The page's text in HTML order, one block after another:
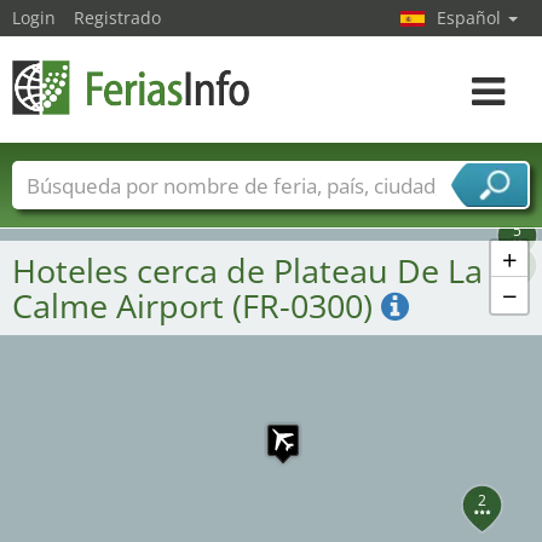
2
4
5
+
−
Hoteles cerca de Plateau De La
Calme Airport (FR-0300)
Login Registrado Español
toggle
Nombres de ferias Países
Ciudades
Sectores de ferias
Sectores de proveedor de servicios